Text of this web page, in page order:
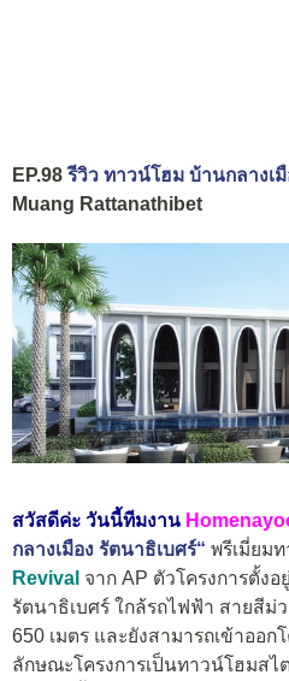
EP.98รีวิว ทาวน์โฮม บ้านกลางเ
Muang Rattanathibet
สวัสดีค่ะ วันนี้ทีมงาน
กลางเมือง รัตนาธิเบศร์“ พรีเมี่ยม
Revival จาก AP ตัวโครงการตั้ง
รัตนาธิเบศร์ ใกล้รถไฟฟ้า สายสีม่
650 เมตร และยังสามารถเข้าออก
ลักษณะโครงการเป็นทาวน์โฮมส